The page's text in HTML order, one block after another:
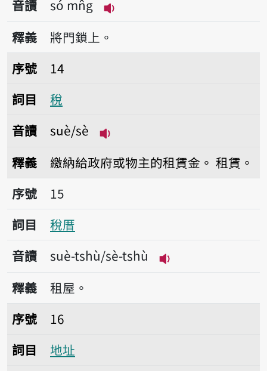
音讀
só mn̂g
播放音讀só mn̂g
釋義
將門鎖上。
序號14稅
序號
14
詞目
稅
音讀
suè/sè
釋義 繳納給政府或物主的租賃金。 租賃。
序號15稅厝
序號
15
詞目
稅厝
音讀
suè-tshù/sè-tshù
播放音讀suè-
釋義
租屋。
序號16地址
序號
16
詞目
地址